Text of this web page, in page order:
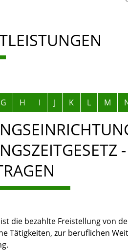
Register überspringen
G H I J K L M
die bezahlte Freistellung von
Tätigkeiten, zur beruflichen